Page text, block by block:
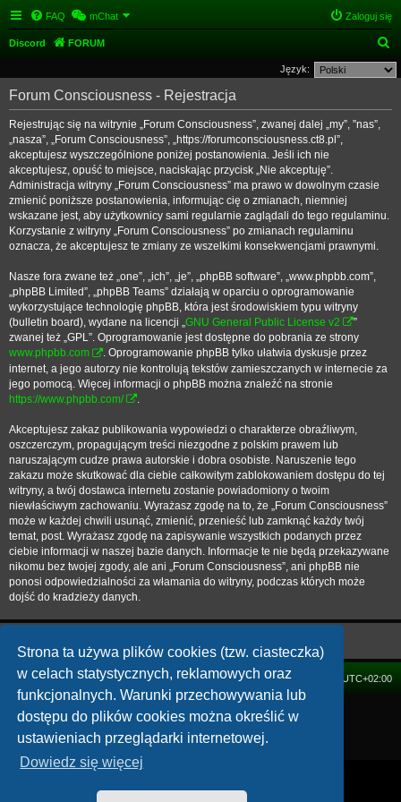
Strona ta używa plików cookies (tzw. ciasteczka)
w celach statystycznych, reklamowych oraz
funkcjonalnych. Warunki przechowywania lub
dostępu do plików cookies można określić w
ustawieniach przeglądarki internetowej.
Dowiedz się więcej
FAQ mChat Zaloguj się
Discord FORUM
z
Język:
Forum Consciousness - Rejestracja
Rejestrując się na witrynie „Forum Consciousness”, zwanej dalej „my”, ”nas”,
„nasza”, „Forum Consciousness”, „https://forumconsciousness.ct8.pl”,
akceptujesz wyszczególnione poniżej postanowienia. Jeśli ich nie
akceptujesz, opuść to miejsce, naciskając przycisk „Nie akceptuję”.
Administracja witryny „Forum Consciousness” ma prawo w dowolnym czasie
zmienić poniższe postanowienia, informując cię o zmianach, niemniej
wskazane jest, aby użytkownicy sami regularnie zaglądali do tego regulaminu.
Korzystanie z witryny „Forum Consciousness” po zmianach regulaminu
oznacza, że akceptujesz te zmiany ze wszelkimi konsekwencjami prawnymi.
Nasze fora zwane też „one”, „ich”, „je”, „phpBB software”, „www.phpbb.com”,
„phpBB Limited”, „phpBB Teams” działają w oparciu o oprogramowanie
wykorzystujące technologię phpBB, która jest środowiskiem typu witryny
(bulletin board), wydane na licencji „GNU General Public License v2
”
zwanej też „GPL”. Oprogramowanie jest dostępne do pobrania ze strony
www.phpbb.com
. Oprogramowanie phpBB tylko ułatwia dyskusje przez
internet, a jego autorzy nie kontrolują tekstów zamieszczanych w internecie za
jego pomocą. Więcej informacji o phpBB można znaleźć na stronie
https://www.phpbb.com/
Akceptujesz zakaz publikowania wypowiedzi o charakterze obraźliwym,
oszczerczym, propagującym treści niezgodne z polskim prawem lub
naruszającym cudze prawa autorskie i dobra osobiste. Naruszenie tego
zakazu może skutkować dla ciebie całkowitym zablokowaniem dostępu do tej
witryny, a twój dostawca internetu zostanie powiadomiony o twoim
niewłaściwym zachowaniu. Wyrażasz zgodę na to, że „Forum Consciousness”
może w każdej chwili usunąć, zmienić, przenieść lub zamknąć każdy twój
temat, post. Wyrażasz zgodę na zapisywanie wszystkich podanych przez
ciebie informacji w naszej bazie danych. Informacje te nie będą przekazywane
nikomu bez twojej zgody, ale ani „Forum Consciousness”, ani phpBB nie
ponosi odpowiedzialności za włamania do witryny, podczas których może
dojść do kradzieży danych.
FORUM Strefa czasowa UTC+02:00
Technologię dostarczaphpBB
® Forum Software © phpBB Limited
Zasady ochrony danych osobowych|Regulamin